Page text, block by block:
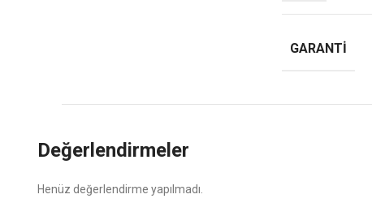
GARANTI
Değerlendirmeler
Henüz değerlendirme yapılmadı.